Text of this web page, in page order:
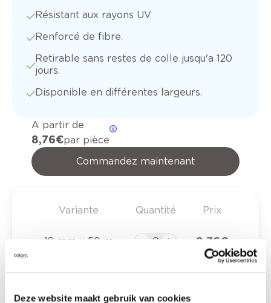
Deze website maakt gebruik van cookies
Résistant aux rayons UV.
Renforcé de fibre.
Retirable sans restes de colle jusqu'a 120
jours.
Disponible en différentes largeurs.
A partir de
8,76 €par pièce
Commandez maintenant
Variante Quantité Prix
19 mm x 50 m 8,76 €